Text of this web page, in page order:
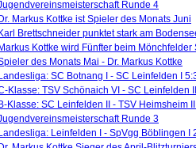
Runde 4
Dr. Markus Kottke ist Spieler des Monats Juni
Karl Brettschneider punktet stark am
Markus Kottke wird Fünfter beim
des Monats Mai - Dr. Markus Kottke
Landesliga: SC Botnang I - SC Leinfelden I
Klasse: TSV Schönaich VI - SC Leinfelden
B-Klasse: SC Leinfelden II - TSV Heimsheim
Runde 3
Landesliga: Leinfelden I - SpVgg Böblingen I